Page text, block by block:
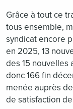
Grâce à tout ce
tous ensemble,
syndicat encore
en 2025, 13
des 15 nouvelles
donc 166 fin
menée auprès
de satisfaction de